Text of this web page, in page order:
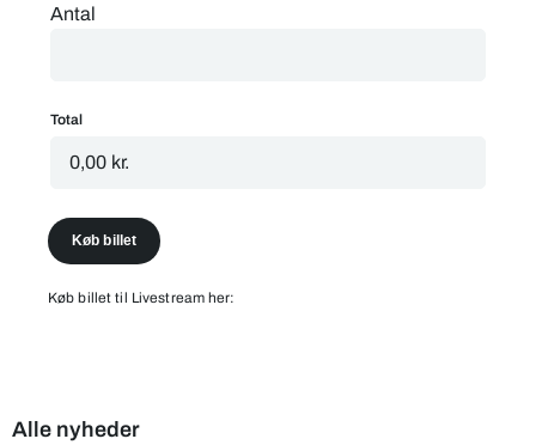
Antal
Total
Køb billet
Køb billet til Livestream her:
Alle nyheder